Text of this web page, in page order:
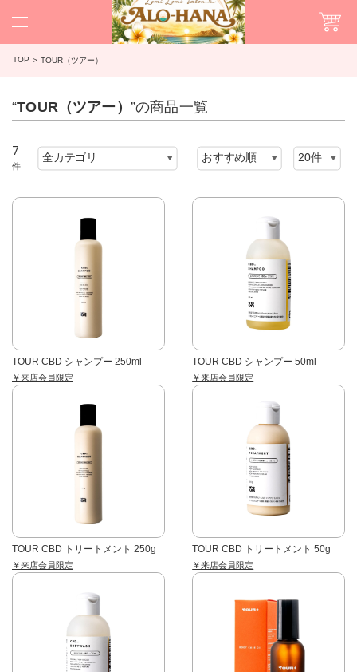
TOP TOUR（ツアー）
“TOUR（ツアー） ”の商品一覧
7
件
TOUR CBD シャンプー 250ml
￥来店会員限定
TOUR CBD シャンプー 50ml
￥来店会員限定
TOUR CBD トリートメント 250g
￥来店会員限定
TOUR CBD トリートメント 50g
￥来店会員限定